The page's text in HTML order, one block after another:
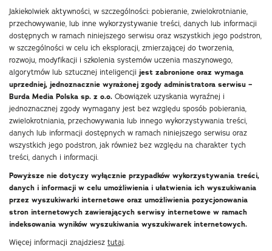
Jakiekolwiek aktywności, w szczególności: pobieranie, zwielokrotnianie,
przechowywanie, lub inne wykorzystywanie treści, danych lub informacji
dostępnych w ramach niniejszego serwisu oraz wszystkich jego podstron,
w szczególności w celu ich eksploracji, zmierzającej do tworzenia,
rozwoju, modyfikacji i szkolenia systemów uczenia maszynowego,
algorytmów lub sztucznej inteligencji jest zabronione oraz wymaga
uprzedniej, jednoznacznie wyrażonej zgody administratora serwisu –
Burda Media Polska sp. z o.o. Obowiązek uzyskania wyraźnej i
jednoznacznej zgody wymagany jest bez względu sposób pobierania,
zwielokrotniania, przechowywania lub innego wykorzystywania treści,
danych lub informacji dostępnych w ramach niniejszego serwisu oraz
wszystkich jego podstron, jak również bez względu na charakter tych
treści, danych i informacji.
Powyższe nie dotyczy wyłącznie przypadków wykorzystywania treści,
danych i informacji w celu umożliwienia i ułatwienia ich wyszukiwania
przez wyszukiwarki internetowe oraz umożliwienia pozycjonowania
stron internetowych zawierających serwisy internetowe w ramach
indeksowania wyników wyszukiwania wyszukiwarek internetowych.
Więcej informacji znajdziesz tutaj.